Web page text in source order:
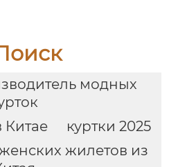
модных
куртки 2025
жилетов из